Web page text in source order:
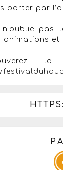
porter par
pas
animations